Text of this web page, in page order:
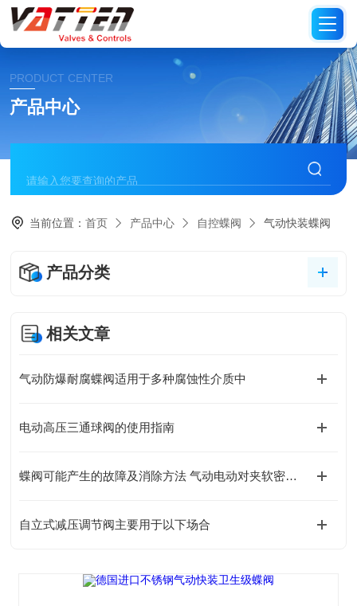
PRODUCT CENTER
产品中心
当前位置：首页 产品中心 自控蝶阀 气动快装蝶阀
产品分类
相关文章
气动防爆耐腐蝶阀适用于多种腐蚀性介质中
电动高压三通球阀的使用指南
蝶阀可能产生的故障及消除方法 气动电动对夹软密封蝶阀
自立式减压调节阀主要用于以下场合